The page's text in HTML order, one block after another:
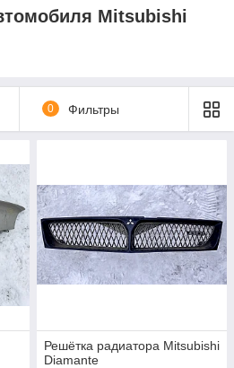
Mitsubishi
0 Фильтры
Решётка радиатора Mitsubishi
Diamante